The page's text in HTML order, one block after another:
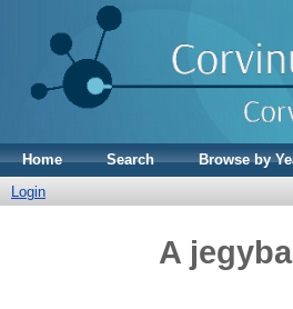
Home Search Browse by
Login
A